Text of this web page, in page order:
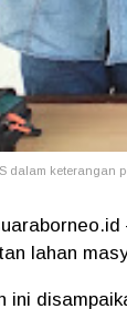
dalam keterangan
lahan
ini